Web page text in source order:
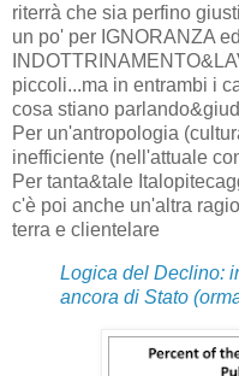
riterrà che sia perfino
un po' per IGNORANZA
piccoli...ma in entrambi i
cosa stiano
Per un'antropologia
inefficiente (nell'attuale
Per tanta&tale
c'è poi anche un'altra
terra e clientelare
Logica del Declino:
ancora di Stato